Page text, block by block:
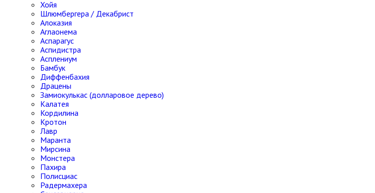
Хойя
Шлюмбергера / Декабрист
Алоказия
Аглаонема
Аспарагус
Аспидистра
Асплениум
Бамбук
Диффенбахия
Драцены
Замиокулькас (долларовое дерево)
Калатея
Кордилина
Кротон
Лавр
Маранта
Мирсина
Монстера
Пахира
Полисциас
Радермахера